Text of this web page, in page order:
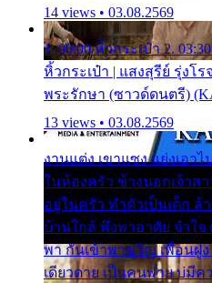
14 views • 03.08.2569
1. 00:00 หิ้วกระเป๋า 2.
หิ้วกระเป๋า | แสงสุรีย์ รุ่งโ
พระรักษา (ซาวด์ดนตรี)
13 views • 03.08.2569
งานแต่ง เขาแซง แย่งเอ
ในห้องครัว ข้างนอกเจ้าส
อยู่ในครัว ทำตัวเป็นเด็ก ล้
บ้านใกล้ พึ่งพาอาศัย จำใจ
พา กันเข้าพาขวัญ เพื่อนฝูง
เดียวดาย เป็นคนพ่าย บ่มีค